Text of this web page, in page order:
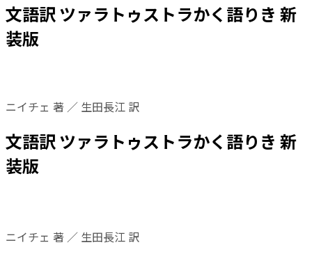
文語訳 ツァラトゥストラかく語りき 新
装版
ニイチェ 著 ／ 生田長江 訳
文語訳 ツァラトゥストラかく語りき 新
装版
ニイチェ 著 ／ 生田長江 訳